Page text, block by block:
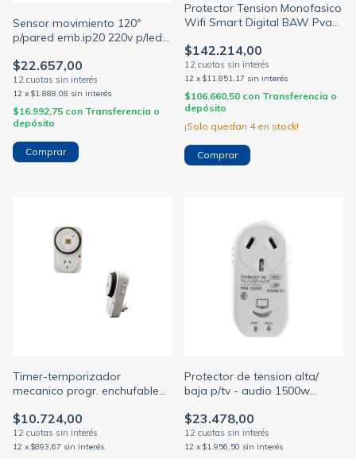
Sensor movimiento 120º
p/pared emb.ip20 220v p/led
ledvance (OSRAM -
LEDVANCE)
$22.657,00
12 x $1.888,08 sin interés
$16.992,75 con Transferencia o
depósito
Protector Tension Monofasico
Wifi Smart Digital BAW Pva-
$142.214,00
12 x $11.851,17 sin interés
$106.660,50 con Transferencia o
depósito
¡Solo quedan 4en stock!
Timer-temporizador
mecanico progr. enchufable
$10.724,00
12 x $893,67 sin interés
Protector de tension alta/
baja p/tv - audio 1500w
(STAND BY)
$23.478,00
12 x $1.956,50 sin interés